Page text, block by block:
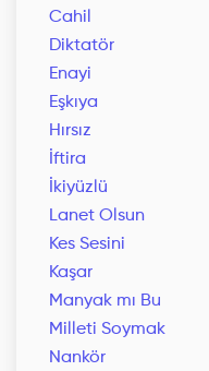
Cahil
Diktatör
Enayi
Eşkıya
Hırsız
İftira
İkiyüzlü
Lanet Olsun
Kes Sesini
Kaşar
Manyak mı Bu
Milleti Soymak
Nankör